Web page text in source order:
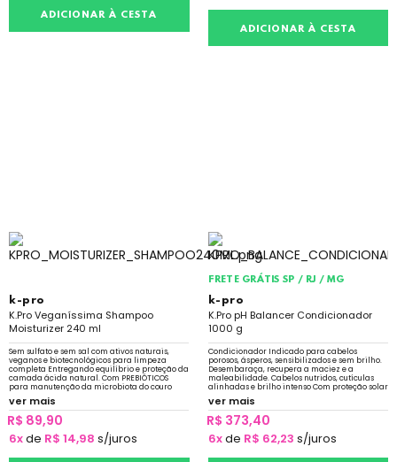
ADICIONAR À CESTA
ADICIONAR À CESTA
k-pro
K.Pro Veganíssima Shampoo
Moisturizer 240 ml
Sem sulfato e sem sal com ativos naturais,
veganos e biotecnológicos para limpeza
completa Entregando equilíbrio e proteção da
camada ácida natural. Com PREBIÓTICOS
para manutenção da microbiota do couro
ver mais
R$ 89,90
6xde R$ 14,98 s/juros
FRETE GRÁTIS SP / RJ / MG
k-pro
K.Pro pH Balancer Condicionador
1000 g
Condicionador Indicado para cabelos
porosos, ásperos, sensibilizados e sem brilho.
Desembaraça, recupera a maciez e a
maleabilidade. Cabelos nutridos, cutículas
alinhadas e brilho intenso Com proteção solar
ver mais
R$ 373,40
6xde R$ 62,23 s/juros